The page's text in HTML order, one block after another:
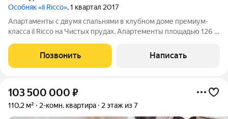
Особняк «il Ricco», 1 квартал 2017
Апартаменты с двумя спальнями в клубном доме премиум-
класса il Ricco на Чистых прудах. Апартементы площадью 126 м
современном стиле. Интерьеры наполнены мебелью и
бытовой техникой. Спланирована
Позвонить Написать
103 500 000 ₽
110,2 м² 2-комн. квартира 2 этаж из 7